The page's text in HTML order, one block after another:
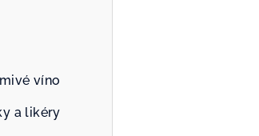
víno
a likéry